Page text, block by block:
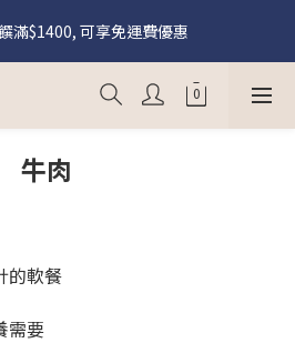
購買盛饌即享95折優惠
滿$1400, 可享免運費優惠
食到會滿$2000, 即享9折優惠, 優惠碼
員購買盛饌即享95折優惠
牛肉
的軟餐
需要